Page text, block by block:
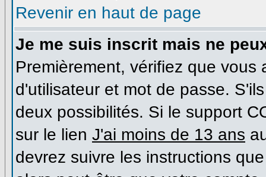
Revenir en haut de page
Je me suis inscrit mais ne
Premièrement, vérifiez que
d'utilisateur et mot de passe.
deux possibilités. Si le support
sur le lien J'ai moins de 13 ans
devrez suivre les instructions